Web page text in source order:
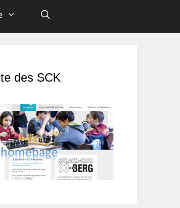
des SCK